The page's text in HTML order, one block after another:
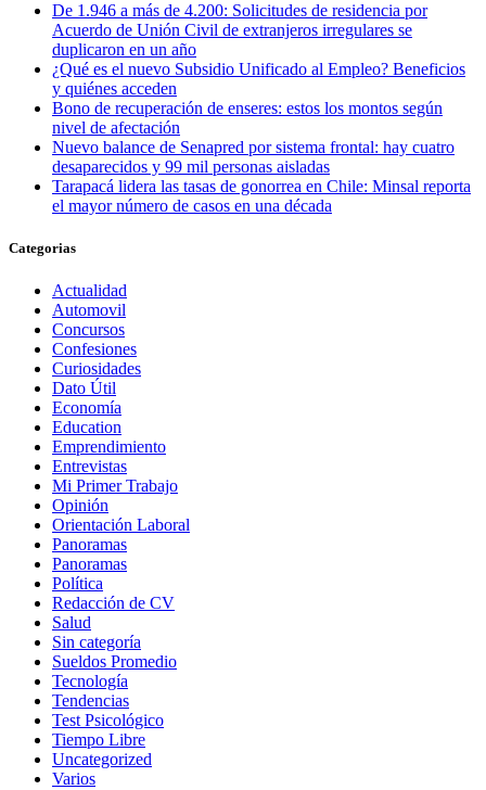
De 1.946 a más de 4.200: Solicitudes de residencia por
Acuerdo de Unión Civil de extranjeros irregulares se
duplicaron en un año
¿Qué es el nuevo Subsidio Unificado al Empleo? Beneficios
y quiénes acceden
Bono de recuperación de enseres: estos los montos según
nivel de afectación
Nuevo balance de Senapred por sistema frontal: hay cuatro
desaparecidos y 99 mil personas aisladas
Tarapacá lidera las tasas de gonorrea en Chile: Minsal reporta
el mayor número de casos en una década
Categorias
Actualidad
Automovil
Concursos
Confesiones
Curiosidades
Dato Útil
Economía
Education
Emprendimiento
Entrevistas
Mi Primer Trabajo
Opinión
Orientación Laboral
Panoramas
Panoramas
Política
Redacción de CV
Salud
Sin categoría
Sueldos Promedio
Tecnología
Tendencias
Test Psicológico
Tiempo Libre
Uncategorized
Varios